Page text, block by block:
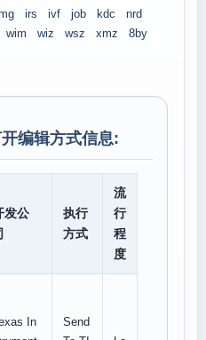
irs ivf job kdc
nrd
wim wiz wsz xmz 8by
编辑方式信息:
发公
执行
方式
流
行
程
度
In
Send